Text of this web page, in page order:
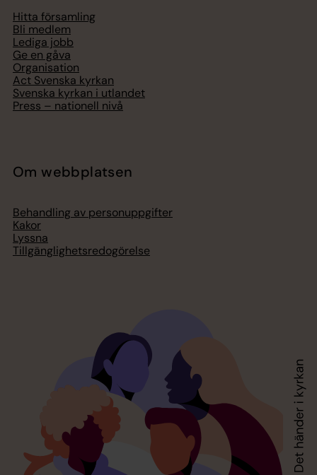
Hitta församling
Bli medlem
Lediga jobb
Ge en gåva
Organisation
Act Svenska kyrkan
Svenska kyrkan i utlandet
Press – nationell nivå
Om webbplatsen
Behandling av personuppgifter
Kakor
Lyssna
Tillgänglighetsredogörelse